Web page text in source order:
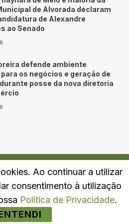
de Alvorada declaram
de Alexandre
ao Senado
defende ambiente
os negócios e geração de
posse da nova diretoria
Política de Privacidade
Ao continuar a utilizar
consentimento à utilização
Política de Privacidade.